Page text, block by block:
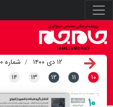
۱۲ دی ۱۴۰۰ شماره ۶۱۲۰
۱۰ ۱۱ ۱۲ ۱۳ ۱۴